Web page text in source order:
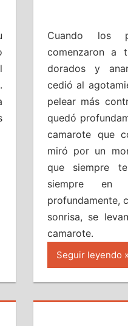
Cuando los
comenzaron a
dorados y
cedió al
pelear más
quedó
camarote que
miró por un
que siempre
siempre en
profundamente,
sonrisa, se
camarote.
Seguir leyendo